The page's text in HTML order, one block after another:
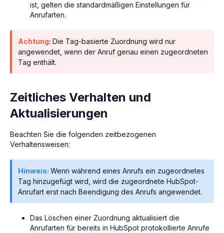
ist, gelten die standardmäßigen Einstellungen für
Anrufarten.
Achtung: Die Tag-basierte Zuordnung wird nur
angewendet, wenn der Anruf genau einen zugeordneten
Tag enthält.
Zeitliches Verhalten und
Aktualisierungen
Beachten Sie die folgenden zeitbezogenen
Verhaltensweisen:
Hinweis: Wenn während eines Anrufs ein zugeordnetes
Tag hinzugefügt wird, wird die zugeordnete HubSpot-
Anrufart erst nach Beendigung des Anrufs angewendet.
Das Löschen einer Zuordnung aktualisiert die
Anrufarten für bereits in HubSpot protokollierte Anrufe